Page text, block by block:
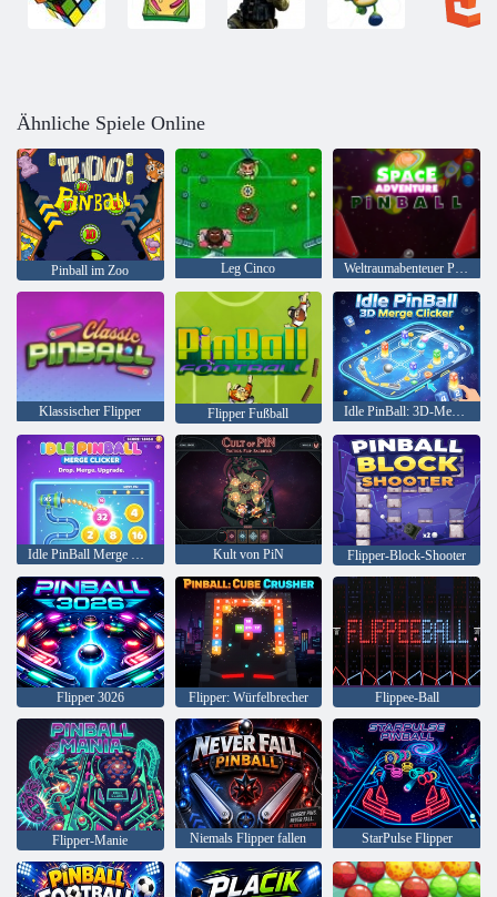
Ähnliche Spiele Online
Pinball im Zoo Leg Cinco Weltraumabenteuer Pinball
Klassischer Flipper Flipper Fußball Idle PinBall: 3D-Merge-Clicker
Idle PinBall Merge Clicker Kult von PiN Flipper-Block-Shooter
Flipper 3026 Flipper: Würfelbrecher Flippee-Ball
Flipper-Manie Niemals Flipper fallen StarPulse Flipper